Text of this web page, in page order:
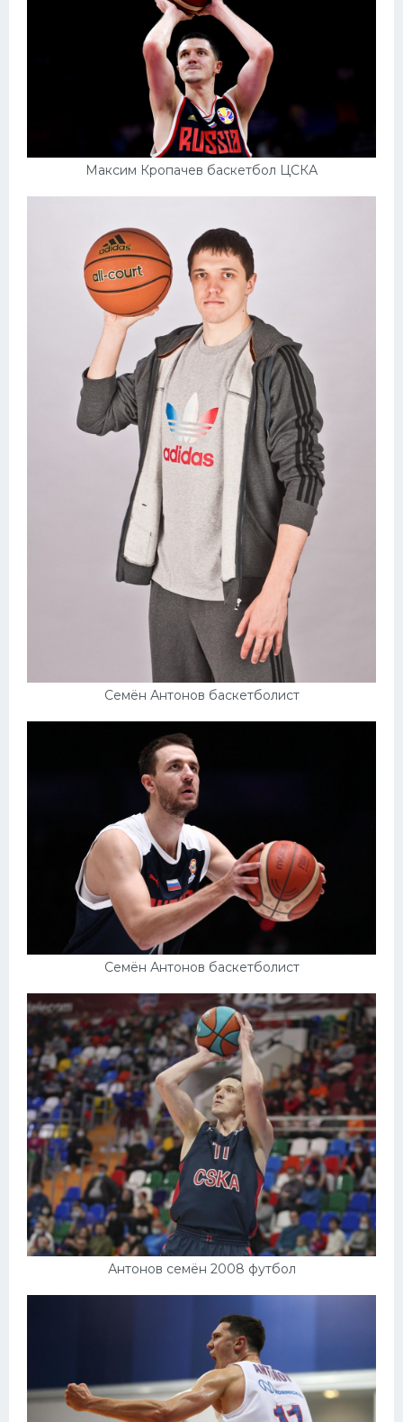
Максим Кропачев баскетбол ЦСКА
Семён Антонов баскетболист
Семён Антонов баскетболист
Антонов семён 2008 футбол